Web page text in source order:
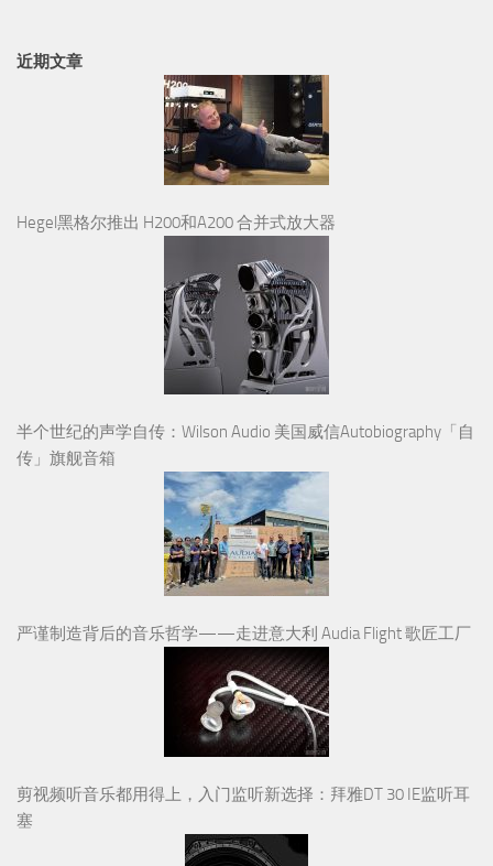
近期文章
Hegel黑格尔推出 H200和A200 合并式放大器
半个世纪的声学自传：Wilson Audio 美国威信Autobiography「自
传」旗舰音箱
严谨制造背后的音乐哲学——走进意大利 Audia Flight 歌匠工厂
剪视频听音乐都用得上，入门监听新选择：拜雅DT 30 IE监听耳
塞